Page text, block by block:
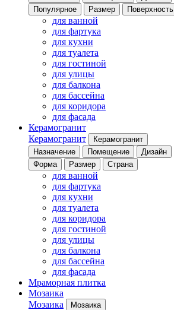
Популярное
Размер Поверхность
для ванной
для фартука
для кухни
для туалета
для гостиной
для улицы
для балкона
для бассейна
для коридора
для фасада
Керамогранит
Керамогранит
Керамогранит
Назначение
Помещение Дизайн
Форма
Размер Страна
для ванной
для фартука
для кухни
для туалета
для коридора
для гостиной
для улицы
для балкона
для бассейна
для фасада
Мраморная плитка
Мозаика
Мозаика
Мозаика